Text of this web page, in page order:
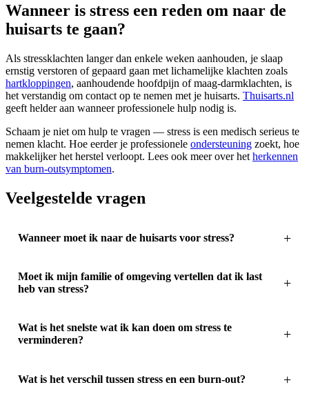
Wanneer is stress een reden om naar de
huisarts te gaan?
Als stressklachten langer dan enkele weken aanhouden, je slaap
ernstig verstoren of gepaard gaan met lichamelijke klachten zoals
hartkloppingen, aanhoudende hoofdpijn of maag-darmklachten, is
het verstandig om contact op te nemen met je huisarts. Thuisarts.nl
geeft helder aan wanneer professionele hulp nodig is.
Schaam je niet om hulp te vragen — stress is een medisch serieus te
nemen klacht. Hoe eerder je professionele ondersteuning zoekt, hoe
makkelijker het herstel verloopt. Lees ook meer over het herkennen
van burn-outsymptomen.
Veelgestelde vragen
Wanneer moet ik naar de huisarts voor stress?
Moet ik mijn familie of omgeving vertellen dat ik last
heb van stress?
Wat is het snelste wat ik kan doen om stress te
verminderen?
Wat is het verschil tussen stress en een burn-out?